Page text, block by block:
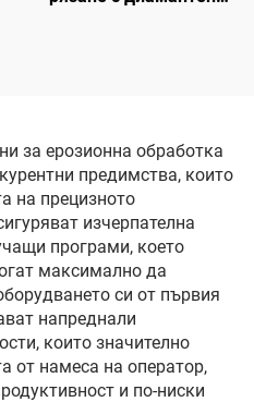
за ерозионна обработка
предимства, които
на прецизното
изчерпателна
програми, което
максимално да
си от първия
напреднали
които значително
от намеса на оператор,
и по-ниски